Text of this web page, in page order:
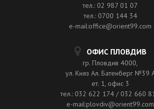
тел.: 02 987 01 07
тел.: 0700 144 34
e-mail:office@orient99.com
ОФИС ПЛОВДИВ
гр. Пловдив 4000,
ул. Княз Ал. Батенберг №39
ет. 1, офис 3
тел.: 032 622 174 / 032 660
e-mail:plovdiv@orient99.com